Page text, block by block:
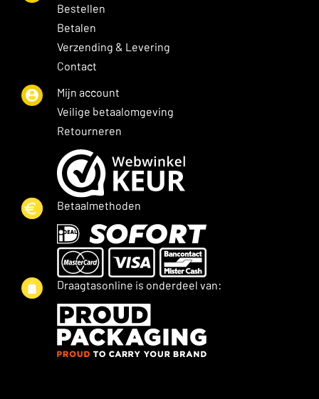
Bestellen
Betalen
Verzending & Levering
Contact
Mijn account
Veilige betaalomgeving
Retourneren
Betaalmethoden
Draagtasonline is onderdeel van: